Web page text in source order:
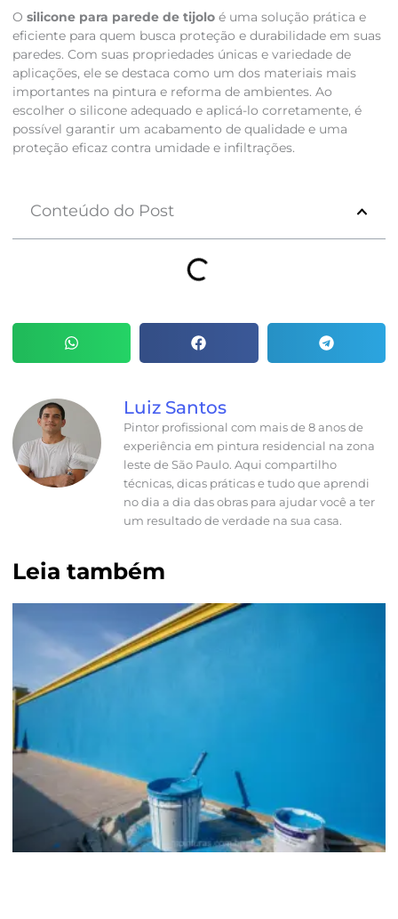
O silicone para parede de tijoloé uma solução prática e
eficiente para quem busca proteção e durabilidade em suas
paredes. Com suas propriedades únicas e variedade de
aplicações, ele se destaca como um dos materiais mais
importantes na pintura e reforma de ambientes. Ao
escolher o silicone adequado e aplicá-lo corretamente, é
possível garantir um acabamento de qualidade e uma
proteção eficaz contra umidade e infiltrações.
Conteúdo do Post
Luiz Santos
Pintor profissional com mais de 8 anos de
experiência em pintura residencial na zona
leste de São Paulo. Aqui compartilho
técnicas, dicas práticas e tudo que aprendi
no dia a dia das obras para ajudar você a ter
um resultado de verdade na sua casa.
Leia também